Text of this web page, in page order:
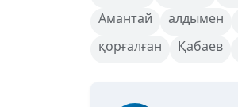
Амантай
алдымен
қорғалған
Қабаев